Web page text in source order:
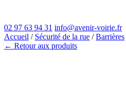
02 97 63 94 31 info@avenir-voirie.fr
Accueil / Sécurité de la rue /Barrières
← Retour aux produits